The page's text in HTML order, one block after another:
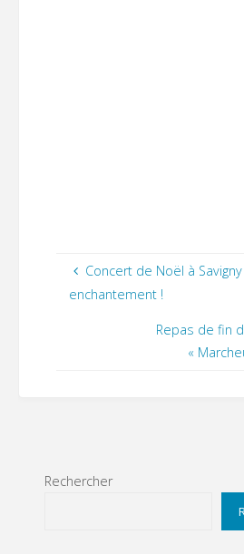
Concert de Noël à Savigny
enchantement !
Repas de fin
«
Rechercher